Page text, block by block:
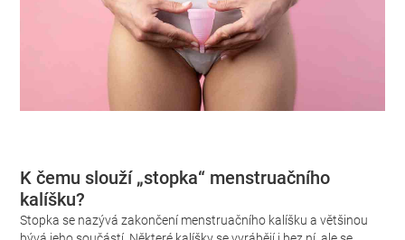
K čemu slouží „stopka“ menstruačního
kalíšku?
Stopka se nazývá zakončení menstruačního kalíšku a většinou